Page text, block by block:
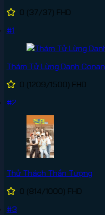
0 (37/37) FHD
#1
Thám Tử Lừng Danh Conan
0 (1209/1500) FHD
#2
Thử Thách Thần Tượng
0 (814/1000) FHD
#3